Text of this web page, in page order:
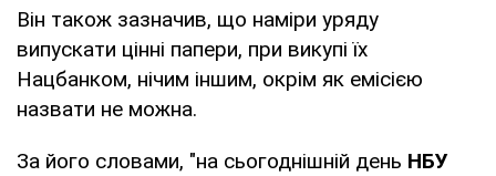
Він також зазначив, що наміри уряду
випускати цінні папери, при викупі їх
Нацбанком, нічим іншим, окрім як емісією
назвати не можна.
За його словами, "на сьогоднішній день НБУ